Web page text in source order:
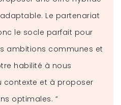
Le partenariat
le socle parfait pour
ambitions communes et
habilité à nous
contexte et à proposer
optimales. ”